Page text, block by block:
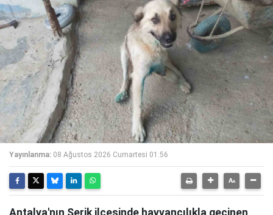
Yayınlanma: 08 Ağustos 2026 Cumartesi 01:56